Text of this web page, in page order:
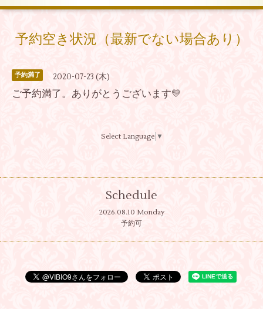
予約空き状況（最新でない場合あり）
予約満了 2020-07-23 (木)
ご予約満了。ありがとうございます💛
Select Language ▼
Schedule
2026.08.10 Monday
予約可